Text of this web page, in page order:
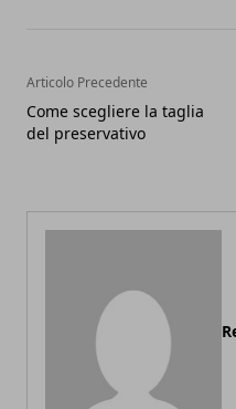
Articolo Precedente
Come scegliere la taglia
del preservativo